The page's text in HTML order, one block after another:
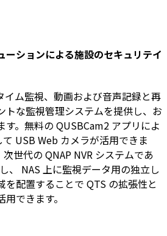
ーションによる施設のセキュリテイ
イム監視、動画および音声記録と再
トな監視管理システムを提供し、お
。無料の QUSBCam2 アプリによ
USB Web カメラが活用できま
世代の QNAP NVR システムであ
、 NAS 上に監視データ用の独立し
を配置することで QTS の拡張性と
できます。